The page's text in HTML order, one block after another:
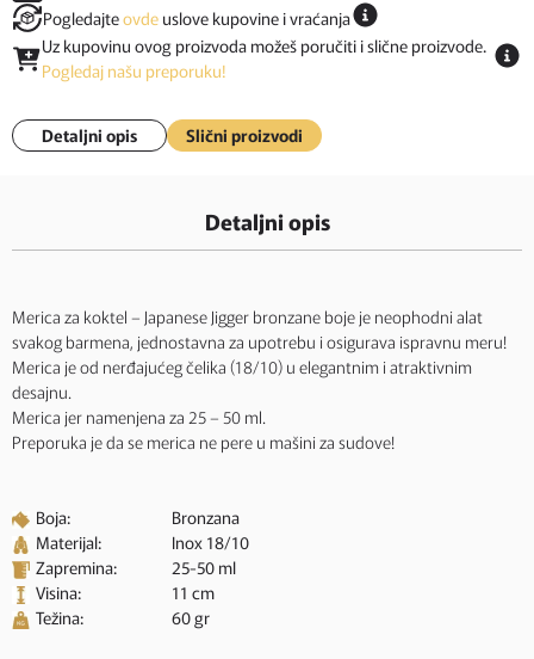
Pogledajteovde uslove kupovine i vraćanja
Uz kupovinu ovog proizvoda možeš poručiti i slične proizvode.
Pogledaj našu preporuku!
Detaljni opis Slični proizvodi
Detaljni opis
Merica za koktel – Japanese Jigger bronzane boje je neophodni alat
svakog barmena, jednostavna za upotrebu i osigurava ispravnu meru!
Merica je od nerđajućeg čelika (18/10) u elegantnim i atraktivnim
desajnu.
Merica jer namenjena za 25 – 50 ml.
Preporuka je da se merica ne pere u mašini za sudove!
Boja:
Bronzana
Materijal:
Inox 18/10
Zapremina:
25-50 ml
Visina:
11 cm
Težina:
60 gr